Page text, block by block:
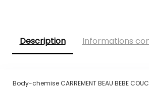
Description Informations
Body-chemise CARREMENT BEAU BEBE